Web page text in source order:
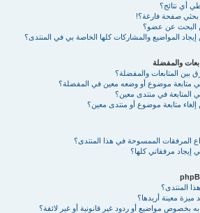
أي نتائج؟
بحثي صفحة فارغة؟!
البحث عن عضو؟
المواضيع والمشاركات كلها الخاصة بي في المنتدى؟
والمفضلة
بين المتابعات والمفضلة؟
متابعة موضوع أو وضعه معين في المفضلة؟
المتابعة في منتدى معين؟
متابعة موضوع أو منتدى معين؟
المرفقات الممسوحة في هذا المنتدى؟
إيجاد مرفقاتي كلها؟
المنتدى؟
ميزة معينة أريدها؟
بخصوص مواضيع أو ردود غير قانونية أو غير لائقة؟